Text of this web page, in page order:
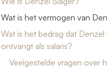
Wat is het vermogen van
Wat is het bedrag dat Denzel
ontvangt als salaris?
Veelgestelde vragen over